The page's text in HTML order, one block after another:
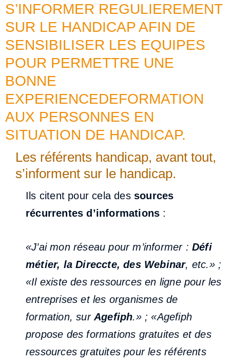
S’INFORMER REGULIEREMENT
SUR LE HANDICAP AFIN DE
SENSIBILISER LES EQUIPES
POUR PERMETTRE UNE
BONNE
EXPERIENCEDEFORMATION
AUX PERSONNES EN
SITUATION DE HANDICAP.
Les référents handicap, avant tout,
s’informent sur le handicap.
Ils citent pour cela des sources
récurrentes d’informations :
«J’ai mon réseau pour m’informer : Défi
métier, la Direccte, des Webinar, etc.» ;
«Il existe des ressources en ligne pour les
entreprises et les organismes de
formation, surAgefiph.» ; «Agefiph
propose des formations gratuites et des
ressources gratuites pour les référents